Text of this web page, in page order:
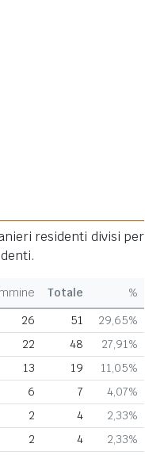
residenti divisi per
Totale
%
26 51
29,65%
22 48
27,91%
13 19
11,05%
6 7
4,07%
2 4
2,33%
2 4
2,33%